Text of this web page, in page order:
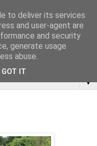
▼
to deliver its services
and user-agent are
and security
generate usage
abuse.
GOT IT